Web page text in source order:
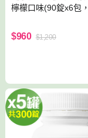
檸檬口味(90錠x6包
$960 $1,200